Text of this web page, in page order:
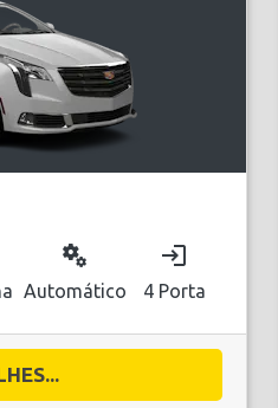
miscellaneous_services
Automático
login
4 Porta